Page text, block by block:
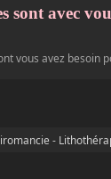
sont avec
vous avez besoin
-